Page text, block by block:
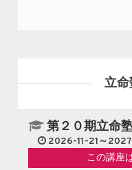
立命
第２０期立命
2026-11-21～
この講座